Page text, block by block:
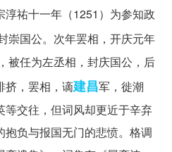
祐十一年（1251）为参知政
崇国公。次年罢相，开庆元年
被任为左丞相，封庆国公，后
挤，罢相，谪建昌军，徙潮
交往，但词风却更近于辛弃
负与报国无门的悲愤。格调